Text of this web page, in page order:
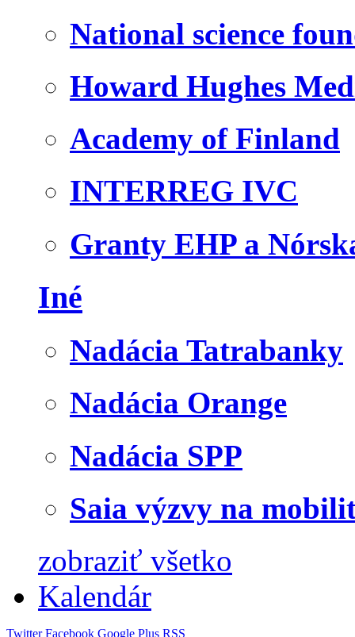
National science
Howard Hughes
Academy of Finland
INTERREG IVC
Granty EHP a
Iné
Nadácia Tatrabanky
Nadácia Orange
Nadácia SPP
Saia výzvy na
zobraziť všetko
Kalendár
Twitter Facebook Google Plus RSS